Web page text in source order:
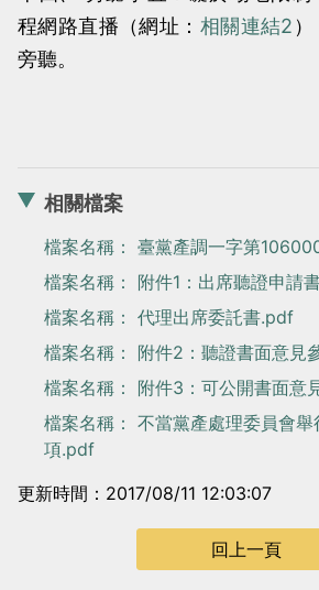
程網路直播（網址： 相關連結2
旁聽。
相關檔案
檔案名稱： 臺黨產調一字第
檔案名稱： 附件1：出席聽證申請
檔案名稱： 代理出席委託書.pdf
檔案名稱： 附件2：聽證書面意見
檔案名稱： 附件3：可公開書面意
檔案名稱： 不當黨產處理委員會
項.pdf
更新時間：2017/08/11 12:03:07
回上一頁